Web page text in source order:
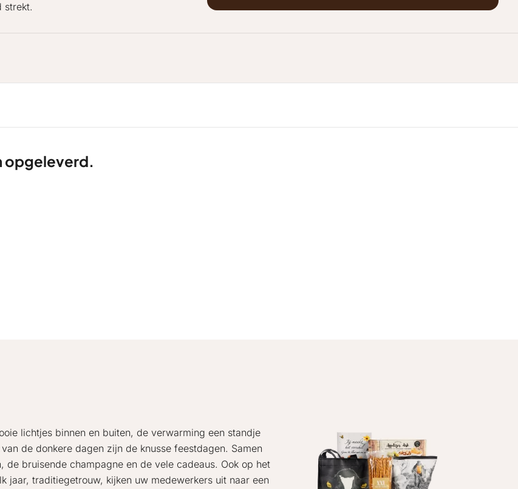
strekt.
opgeleverd.
lichtjes binnen en buiten, de verwarming een standje
de donkere dagen zijn de knusse feestdagen. Samen
bruisende champagne en de vele cadeaus. Ook op het
jaar, traditiegetrouw, kijken uw medewerkers uit naar een